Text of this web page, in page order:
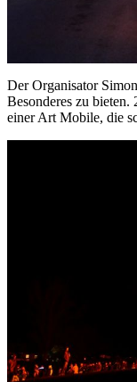
Der Organisator
Besonderes zu
einer Art Mobile, die